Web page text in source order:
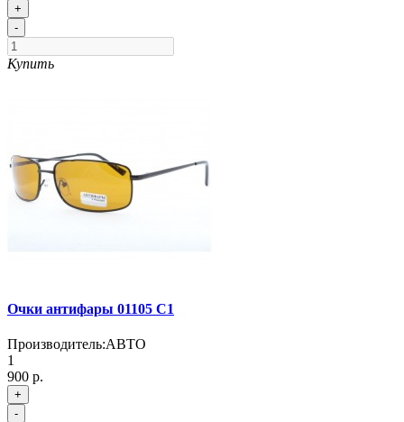
+
-
Купить
Очки антифары 01105 C1
Производитель:АВТО
1
900 р.
+
-